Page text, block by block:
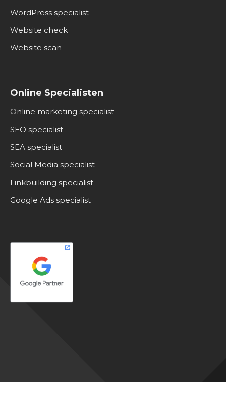
WordPress specialist
Website check
Website scan
Online Specialisten
Online marketing specialist
SEO specialist
SEA specialist
Social Media specialist
Linkbuilding specialist
Google Ads specialist